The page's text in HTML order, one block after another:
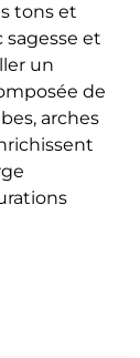
tons et
sagesse et
un
de
arches